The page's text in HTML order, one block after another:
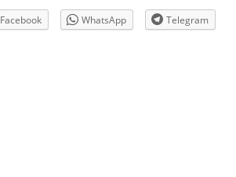
Facebook WhatsApp Telegram